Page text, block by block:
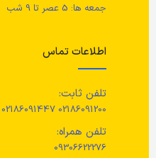
جمعه ها: 5 عصر تا 9 شب
اطلاعات تماس
تلفن ثابت:
02186091200 02186091447
تلفن همراه:
09306622276